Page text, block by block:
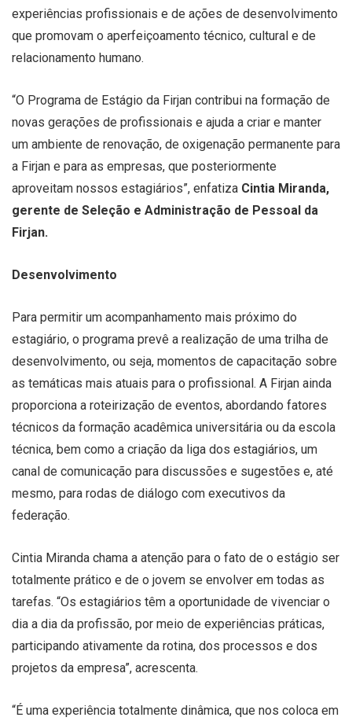
experiências profissionais e de ações de desenvolvimento
que promovam o aperfeiçoamento técnico, cultural e de
relacionamento humano.
“O Programa de Estágio da Firjan contribui na formação de
novas gerações de profissionais e ajuda a criar e manter
um ambiente de renovação, de oxigenação permanente para
a Firjan e para as empresas, que posteriormente
aproveitam nossos estagiários”, enfatiza Cintia Miranda,
gerente de Seleção e Administração de Pessoal da
Firjan.
Desenvolvimento
Para permitir um acompanhamento mais próximo do
estagiário, o programa prevê a realização de uma trilha de
desenvolvimento, ou seja, momentos de capacitação sobre
as temáticas mais atuais para o profissional. A Firjan ainda
proporciona a roteirização de eventos, abordando fatores
técnicos da formação acadêmica universitária ou da escola
técnica, bem como a criação da liga dos estagiários, um
canal de comunicação para discussões e sugestões e, até
mesmo, para rodas de diálogo com executivos da
federação.
Cintia Miranda chama a atenção para o fato de o estágio ser
totalmente prático e de o jovem se envolver em todas as
tarefas. “Os estagiários têm a oportunidade de vivenciar o
dia a dia da profissão, por meio de experiências práticas,
participando ativamente da rotina, dos processos e dos
projetos da empresa”, acrescenta.
“É uma experiência totalmente dinâmica, que nos coloca em